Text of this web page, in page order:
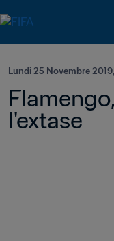
Lundi 25 Novembre
l'extase